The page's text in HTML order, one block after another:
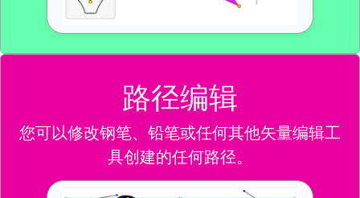
路径编辑
您可以修改钢笔、铅笔或任何其他矢量编辑工
具创建的任何路径。